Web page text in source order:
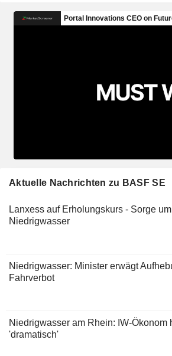
Aktuelle Nachrichten zu BASF SE
Lanxess auf Erholungskurs - Sorge
Niedrigwasser
Niedrigwasser: Minister erwägt
Fahrverbot
Niedrigwasser am Rhein: IW-Ökonom
'dramatisch'